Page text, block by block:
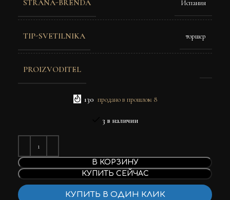
STRANA-BRENDA Испания
TIP-SVETILNIKA торшер
PROIZVODITEL
130 продано в прошлом 8
3 в наличии
В КОРЗИНУ
КУПИТЬ СЕЙЧАС
КУПИТЬ В ОДИН КЛИК